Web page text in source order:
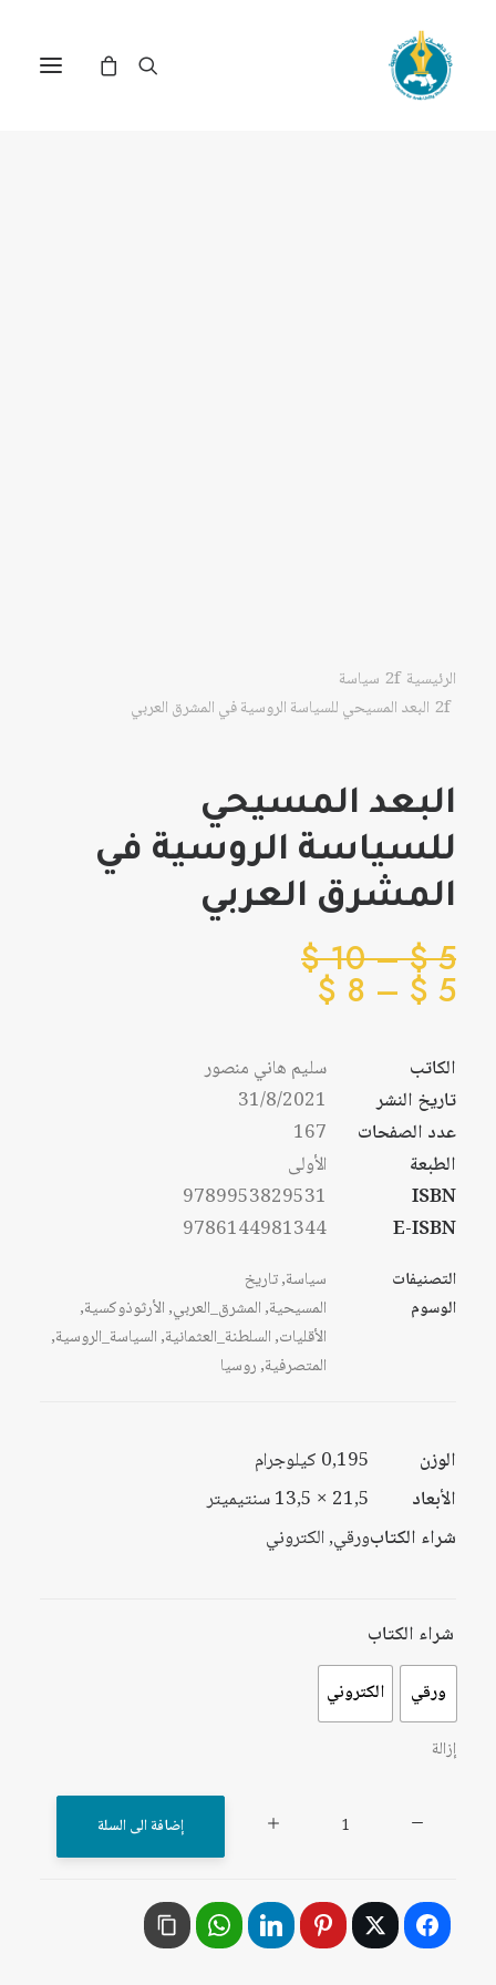
الرئيسية
سياسة
البعد المسيحي للسياسة الروسية في المشرق العربي
البعد المسيحي
للسياسة الروسية في
المشرق العربي
5
$
–
10
$نطاق
خلال
5
$
–
8
$
من
خلال
الكاتب
سليم هاني منصور
تاريخ النشر
31/8/2021
عدد الصفحات
167
الطبعة
الأولى
ISBN
9789953829531
E-ISBN
9786144981344
التصنيفات سياسة,تاريخ
الوسوم
المسيحية,المشرق_العربي,الأرثوذوكسية,
الأقليات,السلطنة_العثمانية,السياسة_الروسية,
المتصرفية,روسيا
الوزن
0,195 كيلوجرام
الأبعاد
21,5 × 13,5 سنتيميتر
شراء الكتابورقي, الكتروني
شراء الكتاب
ورقي الكتروني
إزالة
للسياسة
الروسية
إضافة الى السلة